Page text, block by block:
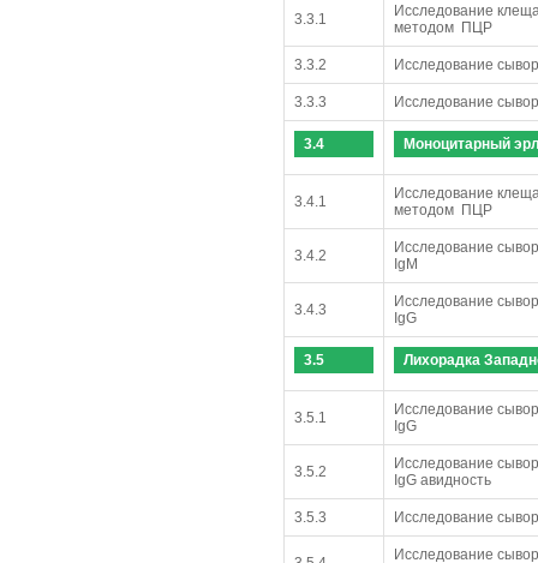
3.3.1
Исследование
методом ПЦР
3.3.2 Исследование
3.3.3 Исследование
3.4 Моноцитарный
3.4.1
Исследование
методом ПЦР
3.4.2
Исследование
IgM
3.4.3
Исследование
IgG
3.5 Лихорадка
3.5.1
Исследование
IgG
3.5.2
Исследование
IgG авидность
3.5.3 Исследование
Исследование